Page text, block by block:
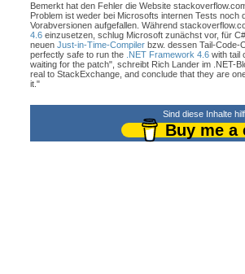
Bemerkt hat den Fehler die Website
Problem ist weder bei Microsofts internen Tests noch
Vorabversionen aufgefallen. Während
4.6einzusetzen, schlug Microsoft zunächst vor, für
neuen Just-in-Time-Compilerbzw. dessen Tail-Code-
perfectly safe to run the .NET Framework 4.6with tail
waiting for the patch", schreibt Rich Lander im .NET-
real to StackExchange, and conclude that they are
it."
Sind diese Inhalte
Buy me a